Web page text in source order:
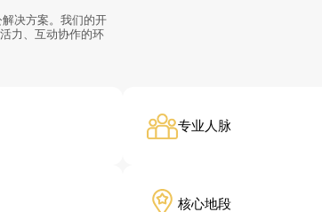
决方案。我们的开
力、互动协作的环
专业人脉
核心地段